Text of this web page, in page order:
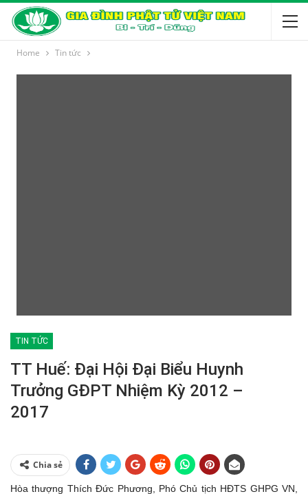
Home Tin tức
TIN TỨC
TT Huế: Đại Hội Đại Biểu Huynh
Trưởng GĐPT Nhiệm Kỳ 2012 –
2017
Chia sẻ
Hòa thượng Thích Đức Phương, Phó Chủ tịch HĐTS GHPG VN,